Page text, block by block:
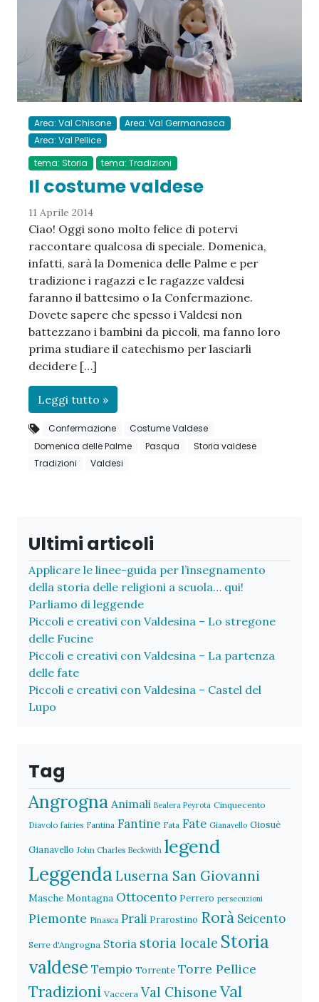
Area: Val Chisone
Area: Val Germanasca
Area: Val Pellice
tema: Storia
tema: Tradizioni
Il costume valdese
11 Aprile 2014
Ciao! Oggi sono molto felice di potervi
raccontare qualcosa di speciale. Domenica,
infatti, sarà la Domenica delle Palme e per
tradizione i ragazzi e le ragazze valdesi
faranno il battesimo o la Confermazione.
Dovete sapere che spesso i Valdesi non
battezzano i bambini da piccoli, ma fanno loro
prima studiare il catechismo per lasciarli
decidere […]
Leggi tutto »
Confermazione
Costume Valdese
Domenica delle Palme
Pasqua
Storia valdese
Tradizioni
Valdesi
Ultimi articoli
Applicare le linee-guida per l’insegnamento
della storia delle religioni a scuola… qui!
Parliamo di leggende
Piccoli e creativi con Valdesina – Lo stregone
delle Fucine
Piccoli e creativi con Valdesina – La partenza
delle fate
Piccoli e creativi con Valdesina – Castel del
Lupo
Tag
Angrogna Animali Bealera Peyrota Cinquecento
Diavolo fairies Fantina Fantine Fata Fate Gianavello Giosuè
Gianavello John Charles Beckwith legend
Leggenda Luserna San Giovanni
Masche Montagna Ottocento Perrero persecuzioni
Piemonte Pinasca Prali Prarostino Rorà Seicento
Serre d'Angrogna Storia storia locale Storia
valdese Tempio Torrente Torre Pellice
Tradizioni Vaccera Val Chisone Val